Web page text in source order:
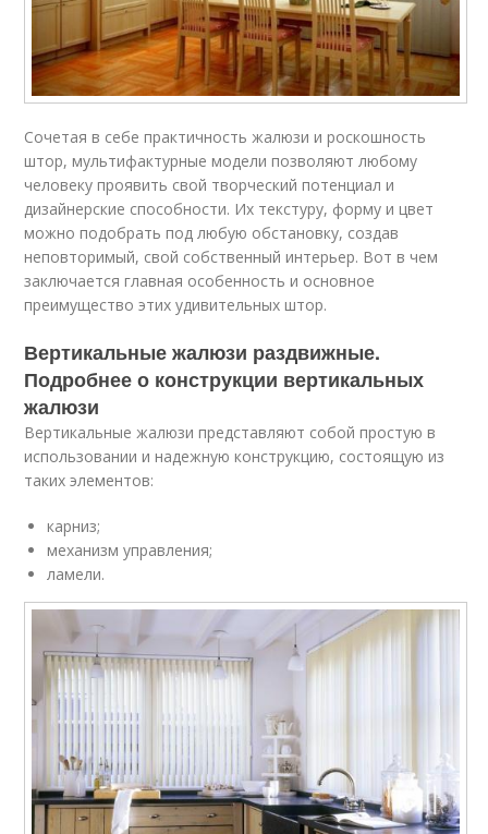
Сочетая в себе практичность жалюзи и роскошность
штор, мультифактурные модели позволяют любому
человеку проявить свой творческий потенциал и
дизайнерские способности. Их текстуру, форму и цвет
можно подобрать под любую обстановку, создав
неповторимый, свой собственный интерьер. Вот в чем
заключается главная особенность и основное
преимущество этих удивительных штор.
Вертикальные жалюзи раздвижные.
Подробнее о конструкции вертикальных
жалюзи
Вертикальные жалюзи представляют собой простую в
использовании и надежную конструкцию, состоящую из
таких элементов:
карниз;
механизм управления;
ламели.